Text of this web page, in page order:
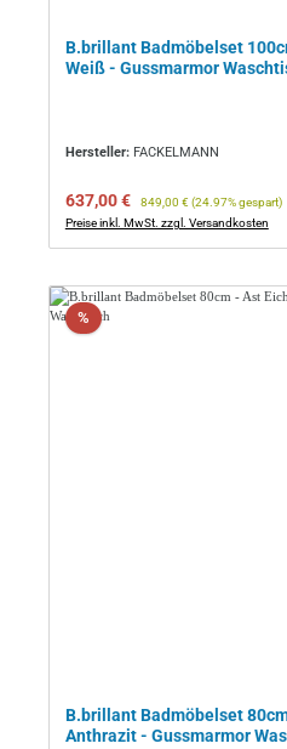
B.brillant Badmöbelset
Weiß - Gussmarmor
Hersteller: FACKELMANN
Verkaufspreis:
637,00 € Regulärer Preis:
849,00 € (24.97% gespart)
Preise inkl. MwSt. zzgl. Versandkosten
%Rabatt
B.brillant Badmöbelset
Anthrazit - Gussmarmor